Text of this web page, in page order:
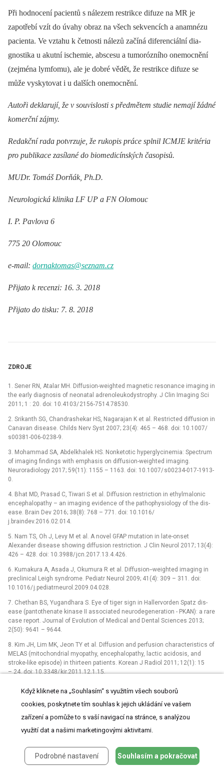
Při hodnocení pa­cientů s nálezem restrikce difuze na MR je
zapotřebí vzít do úvahy obraz na všech sekvencích a anamnézu
pa­cienta. Ve vztahu k četnosti nálezů začíná diferenciální dia­
gnostika u akutní ischemie, abscesu a tumorózního onemocnění
(zejména lymfomu), ale je dobré vědět, že restrikce difuze se
může vyskytovat i u dalších onemocnění.
Autoři deklarují, že v souvislosti s předmětem studie nemají žádné
komerční zájmy.
Redakční rada potvrzuje, že rukopis práce splnil ICMJE kritéria
pro publikace zasílané do biomedicínských časopisů.
MUDr. Tomáš Dorňák, Ph.D.
Neurologická klinika LF UP a FN Olomouc
I. P. Pavlova 6
775 20 Olomouc
e-mail: dornaktomas@seznam.cz
Přijato k recenzi: 16. 3. 2018
Přijato do tisku: 7. 8. 2018
ZDROJE
1. Sener RN, Atalar MH. Dif­fusion-weighted magnetic resonance imag­­ing in
the early dia­gnosis of neonatal adrenoleukodystrophy. J Clin Imag­­ing Sci
2011; 1 : 20. doi: 10.4103/ 2156-7514.78530.
2. Srikanth SG, Chandrashekar HS, Nagarajan K et al. Restricted dif­fusion in
Canavan dis­ease. Childs Nerv Syst 2007; 23(4): 465 –⁠ 468. doi: 10.1007/
s00381-006-0238-9.
3. Moham­mad SA, Abdelkhalek HS. Nonketotic hyperglycinemia: Spectrum
of imag­­ing findings with emphasis on dif­fusion-weighted imaging.
Neuroradiology 2017; 59(11): 1155 –⁠ 1163. doi: 10.1007/ s00234-017-1913-
0.
4. Bhat MD, Prasad C, Tiwari S et al. Dif­fusion restriction in ethylmalonic
encephalopathy –⁠ an imag­­ing evidence of the pathophysiology of the dis­
ease. Brain Dev 2016; 38(8): 768 –⁠ 771. doi: 10.1016/
j.braindev.2016.02.014.
5. Nam TS, Oh J, Levy M et al. A novel GFAP mutation in late-onset
Alexander dis­ease show­­ing dif­fusion restriction. J Clin Neurol 2017; 13(4):
426 –⁠ 428. doi: 10.3988/ jcn.2017.13.4.426.
6. Kumakura A, Asada J, Okumura R et al. Dif­fusion--weighted imag­­ing in
preclinical Leigh syndrome. Pediatr Neurol 2009; 41(4): 309 –⁠ 311. doi:
10.1016/ j.pediatrneurol.2009.04.028.
7. Chethan BS, Yugandhara S. Eye of tiger sign in Hal­lervorden Spatz dis­
ease (pantothenate kinase II as­sociated neurodegeneration -⁠ PKAN): a rare
case report. Journal of Evolution of Medical and Dental Sciences 2013;
2(50): 9641 –⁠ 9644.
8. Kim JH, Lim MK, Jeon TY et al. Dif­fusion and perfusion characteristics of
MELAS (mitochondrial myopathy, encephalopathy, lactic acidosis, and
stroke-like episode) in thirteen patients. Korean J Radiol 2011; 12(1): 15
–⁠ 24. doi: 10.3348/ kjr.2011.12.1.15.
9. Stadnik TW, Demaerel P, Luypaert RR et al. Imag­­ing tutorial: dif­ferential
dia­gnosis of bright lesions on dif­fusion-weighted MR images.
Radiographics 2003; 23(1): e7. doi: 10.1148/ rg.e7.
10. Bernstein M, Berger MS. Neuro-oncology: the es­sentials. 3rd ed.
Stuttgart: Thieme Medical Publishers 2014.
techniky. Praha: Galén 2015.
Když kliknete na „Souhlasím“ s využitím všech souborů
cookies, poskytnete tím souhlas k jejich ukládání ve vašem
zařízení a pomůže to s vaší navigací na stránce, s analýzou
využití dat a našimi marketingovými aktivitami.
Podrobné nastavení Souhlasím a pokračovat